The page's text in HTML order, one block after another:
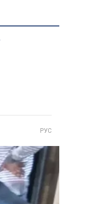
РУС